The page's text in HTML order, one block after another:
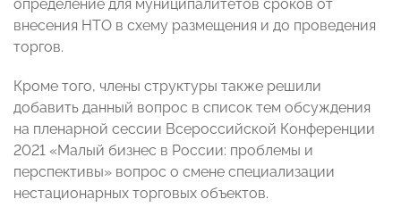
определение для муниципалитетов сроков от
внесения НТО в схему размещения и до проведения
торгов.
Кроме того, члены структуры также решили
добавить данный вопрос в список тем обсуждения
на пленарной сессии Всероссийской Конференции
2021 «Малый бизнес в России: проблемы и
перспективы» вопрос о смене специализации
нестационарных торговых объектов.